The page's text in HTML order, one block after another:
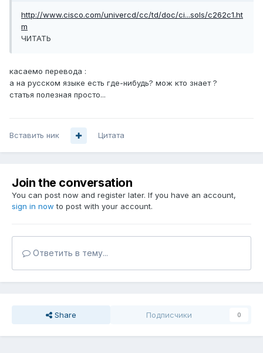
http://www.cisco.com/univercd/cc/td/doc/ci...sols/c262c1.ht
m
ЧИТАТЬ
касаемо перевода :
а на русском языке есть где-нибудь? мож кто знает ?
статья полезная просто...
Вставить ник Цитата
Join the conversation
You can post now and register later. If you have an account,
sign in now to post with your account.
Ответить в тему...
Share Подписчики 0